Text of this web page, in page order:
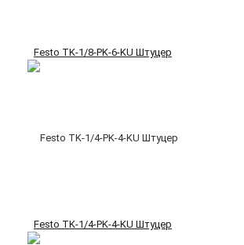
Festo TK-1/8-PK-6-KU Штуцер
Festo TK-1/4-PK-4-KU Штуцер